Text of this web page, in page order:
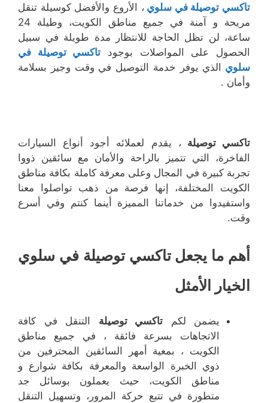
تاكسي توصيلة في سلوي ، الأروع والأفضل كوسيلة تنقل
مريحة و آمنة في جميع مناطق الكويت، وطيلة 24
ساعة، لن تظل الحاجة للانتظار مدة طويلة في سبيل
الحصول على المواصلات بوجود تاكسي توصيلة في
سلوي الذي يوفر خدمة التوصيل في وقت وجيز بسلامة
وأمان .
تاكسي توصيلة ، يقدم لعملائه أجود أنواع السيارات
الفاخرة، التي تتميز بالراحة والأمان مع سائقين ذووا
تجربة كبيرة في المجال وعلى معرفة كاملة بكافة مناطق
الكويت المختلفة، إنها فرصة من ذهب تواصلوا معنا
واستفيدوا من خدماتنا المميزة أينما كنتم وفي أسرع
وقت.
أهم ما يجعل تاكسي توصيلة في سلوي
الخيار الأمثل
يضمن لكم تاكسي توصيلة التنقل في كافة
الاتجاهات بسرعة فائقة ، في جميع مناطق
الكويت ، بمعية أمهر السائقين المحترفين من
ذوي الخبرة الواسعة والمعرفة بكافة شوارع و
مناطق الكويت، حيث يعملون بوسائل جد
متطورة في تتبع حركة المرور، وتسهيل التنقل